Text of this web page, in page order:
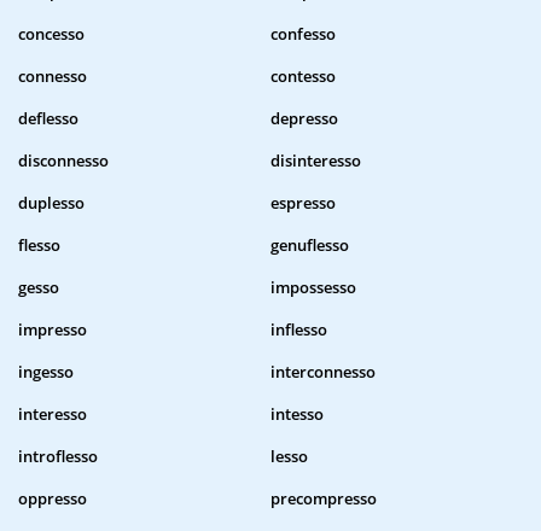
concesso
confesso
connesso
contesso
deflesso
depresso
disconnesso
disinteresso
duplesso
espresso
flesso
genuflesso
gesso
impossesso
impresso
inflesso
ingesso
interconnesso
interesso
intesso
introflesso
lesso
oppresso
precompresso